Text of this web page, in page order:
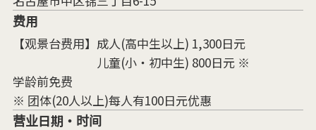
费用
【观景台费用】成人(高中生以上) 1,300日元
儿童(小・初中生) 800日元 ※
学龄前免费
※ 团体(20人以上)每人有100日元优惠
营业日期・时间